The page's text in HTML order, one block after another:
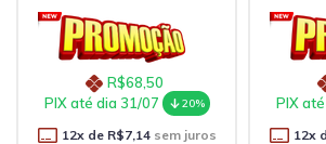
R$68,50
PIX até dia 31/07
20%
12x de R$7,14sem juros
PIX
12x